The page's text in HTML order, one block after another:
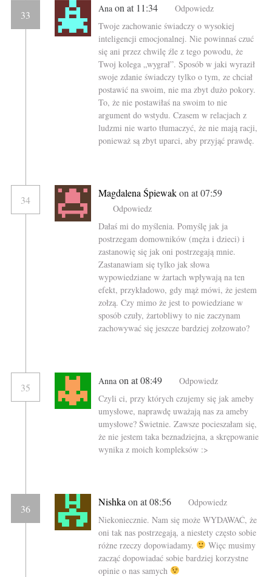
33
Ana on at 11:34
Odpowiedz
Twoje zachowanie świadczy o wysokiej
inteligencji emocjonalnej. Nie powinnaś czuć
się ani przez chwilę źle z tego powodu, że
Twoj kolega „wygrał”. Sposób w jaki wyraził
swoje zdanie świadczy tylko o tym, ze chciał
postawić na swoim, nie ma zbyt dużo pokory.
To, że nie postawiłaś na swoim to nie
argument do wstydu. Czasem w relacjach z
ludzmi nie warto tłumaczyć, że nie mają racji,
ponieważ są zbyt uparci, aby przyjąć prawdę.
34
Magdalena Śpiewakon at 07:59
Odpowiedz
Dałaś mi do myślenia. Pomyślę jak ja
postrzegam domowników (męża i dzieci) i
zastanowię się jak oni postrzegają mnie.
Zastanawiam się tylko jak słowa
wypowiedziane w żartach wpływają na ten
efekt, przykładowo, gdy mąż mówi, że jestem
zołzą. Czy mimo że jest to powiedziane w
sposób czuły, żartobliwy to nie zaczynam
zachowywać się jeszcze bardziej zołzowato?
35
Anna on at 08:49
Odpowiedz
Czyli ci, przy których czujemy się jak ameby
umysłowe, naprawdę uważają nas za ameby
umysłowe? Świetnie. Zawsze pocieszałam się,
że nie jestem taka beznadziejna, a skrępowanie
wynika z moich kompleksów :>
36
Nishka on at 08:56
Odpowiedz
Niekoniecznie. Nam się może WYDAWAĆ, że
oni tak nas postrzegają, a niestety często sobie
różne rzeczy dopowiadamy.
Więc musimy
zacząć dopowiadać sobie bardziej korzystne
opinie o nas samych